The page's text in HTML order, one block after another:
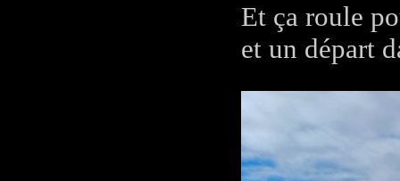
Et ça roule
et un départ